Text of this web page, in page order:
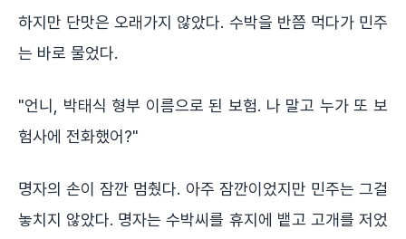
하지만 단맛은 오래가지 않았다. 수박을 반쯤 먹다가 민주
는 바로 물었다.
"언니, 박태식 형부 이름으로 된 보험. 나 말고 누가 또 보
험사에 전화했어?"
명자의 손이 잠깐 멈췄다. 아주 잠깐이었지만 민주는 그걸
놓치지 않았다. 명자는 수박씨를 휴지에 뱉고 고개를 저었